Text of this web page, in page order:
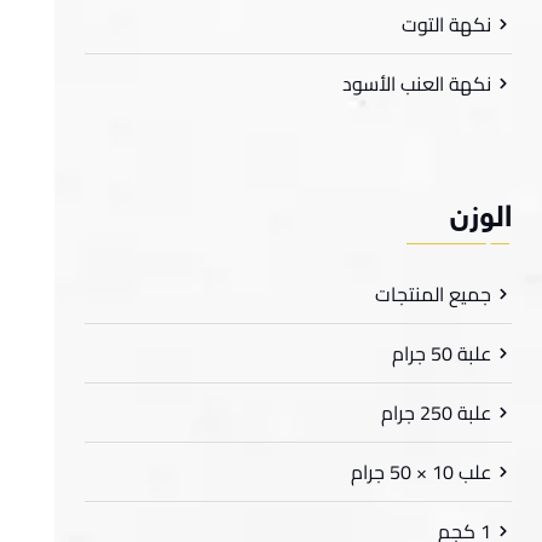
نكهة التوت
نكهة العنب الأسود
جميع المنتجات
علبة 50 جرام
علبة 250 جرام
علب 10 × 50 جرام